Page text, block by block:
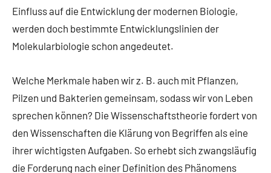
Einfluss auf die Entwicklung der modernen Biologie,
werden doch bestimmte Entwicklungslinien der
Molekularbiologie schon angedeutet.
Welche Merkmale haben wir z. B. auch mit Pflanzen,
Pilzen und Bakterien gemeinsam, sodass wir von Leben
sprechen können? Die Wissenschaftstheorie fordert von
den Wissenschaften die Klärung von Begriffen als eine
ihrer wichtigsten Aufgaben. So erhebt sich zwangsläufig
die Forderung nach einer Definition des Phänomens